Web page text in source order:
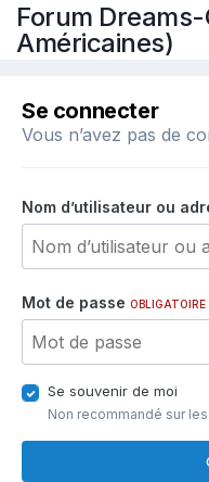
Forum
Américaines)
Se connecter
Vous n’avez pas de
Nom d’utilisateur ou
Mot de passe OBLIGATOIRE
Se souvenir de moi
Non recommandé sur